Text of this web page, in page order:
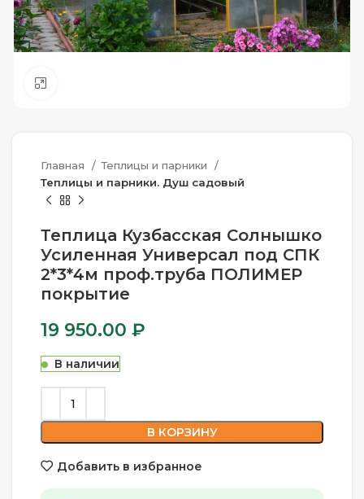
Главная
Теплицы и парники
Теплицы и парники. Душ садовый
Теплица Кузбасская Солнышко
Усиленная Универсал под СПК
2*3*4м проф.труба ПОЛИМЕР
покрытие
19 950.00 ₽
В наличии
В КОРЗИНУ
Добавить в избранное